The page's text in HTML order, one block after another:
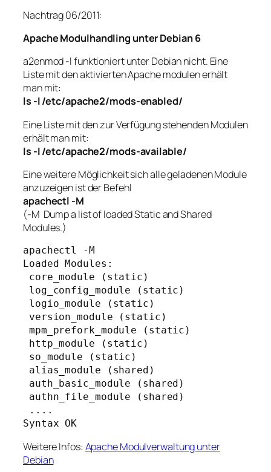
Nachtrag 06/2011:
Apache Modulhandling unter Debian 6
a2enmod -l funktioniert unter Debian nicht. Eine
Liste mit den aktivierten Apache modulen erhält
man mit:
ls -l /etc/apache2/mods-enabled/
Eine Liste mit den zur Verfügung stehenden Modulen
erhält man mit:
ls -l /etc/apache2/mods-available/
Eine weitere Möglichkeit sich alle geladenen Module
anzuzeigen ist der Befehl
apachectl -M
(-M Dump a list of loaded Static and Shared
Modules.)
apachectl -M
Loaded Modules:
core_module (static)
log_config_module (static)
logio_module (static)
version_module (static)
mpm_prefork_module (static)
http_module (static)
so_module (static)
alias_module (shared)
auth_basic_module (shared)
authn_file_module (shared)
....
Syntax OK
Weitere Infos: Apache Modulverwaltung unter
Debian